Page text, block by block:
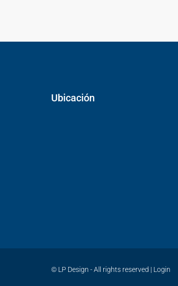
Ubicación
© LP Design - All rights reserved | Login